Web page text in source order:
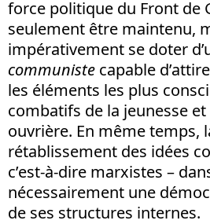
force politique du Front de
seulement être maintenu,
impérativement se doter
communiste capable
les éléments les plus
combatifs de la jeunesse et
ouvrière. En même temps,
rétablissement des idées
c’est-à-dire marxistes –
nécessairement une
de ses structures internes.